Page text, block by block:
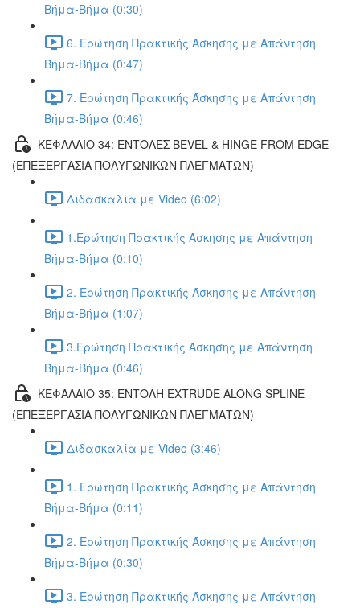
Βήμα-Βήμα (0:30)
6. Ερώτηση Πρακτικής Άσκησης με Απάντηση
Βήμα-Βήμα (0:47)
7. Ερώτηση Πρακτικής Άσκησης με Απάντηση
Βήμα-Βήμα (0:46)
ΚΕΦΑΛΑΙΟ 34: ΕΝΤΟΛΕΣ BEVEL & HINGE FROM EDGE
(ΕΠΕΞΕΡΓΑΣΙΑ ΠΟΛΥΓΩΝΙΚΩΝ ΠΛΕΓΜΑΤΩΝ)
Διδασκαλία με Video (6:02)
1.Ερώτηση Πρακτικής Άσκησης με Απάντηση
Βήμα-Βήμα (0:10)
2. Ερώτηση Πρακτικής Άσκησης με Απάντηση
Βήμα-Βήμα (1:07)
3.Ερώτηση Πρακτικής Άσκησης με Απάντηση
Βήμα-Βήμα (0:46)
ΚΕΦΑΛΑΙΟ 35: ΕΝΤΟΛΗ EXTRUDE ALONG SPLINE
(ΕΠΕΞΕΡΓΑΣΙΑ ΠΟΛΥΓΩΝΙΚΩΝ ΠΛΕΓΜΑΤΩΝ)
Διδασκαλία με Video (3:46)
1. Ερώτηση Πρακτικής Άσκησης με Απάντηση
Βήμα-Βήμα (0:11)
2. Ερώτηση Πρακτικής Άσκησης με Απάντηση
Βήμα-Βήμα (0:30)
3. Ερώτηση Πρακτικής Άσκησης με Απάντηση